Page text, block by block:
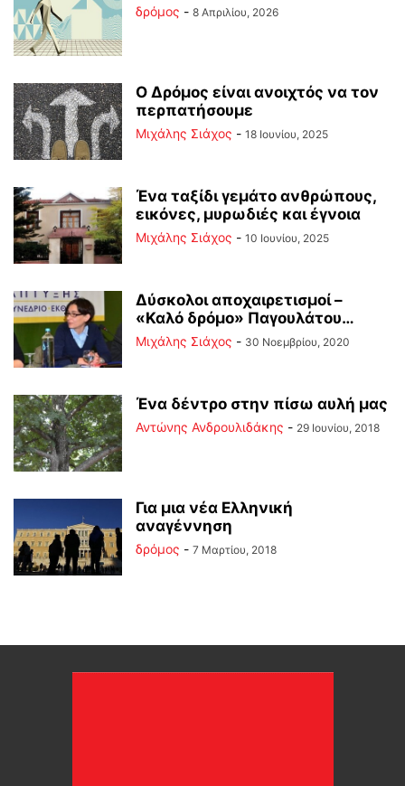
δρόμος - 8 Απριλίου, 2026
Ο Δρόμος είναι ανοιχτός να τον
περπατήσουμε
Μιχάλης Σιάχος - 18 Ιουνίου, 2025
Ένα ταξίδι γεμάτο ανθρώπους,
εικόνες, μυρωδιές και έγνοια
Μιχάλης Σιάχος - 10 Ιουνίου, 2025
Δύσκολοι αποχαιρετισμοί –
«Καλό δρόμο» Παγουλάτου…
Μιχάλης Σιάχος - 30 Νοεμβρίου, 2020
Ένα δέντρο στην πίσω αυλή μας
Αντώνης Ανδρουλιδάκης - 29 Ιουνίου, 2018
Για μια νέα Ελληνική
αναγέννηση
δρόμος - 7 Μαρτίου, 2018